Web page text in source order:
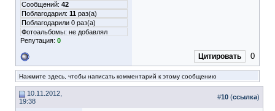
Сообщений: 42
Поблагодарил: 11 раз(а)
Поблагодарили 0 раз(а)
Фотоальбомы: не добавлял
Репутация: 0
Цитировать 0
Нажмите здесь, чтобы написать комментарий к этому сообщению
10.11.2012,
19:38
#10 (ссылка)